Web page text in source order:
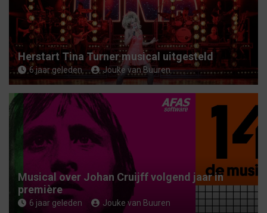
Herstart Tina Turner musical uitgesteld
6 jaar geleden Jouke van Buuren
Musical over Johan Cruijff volgend jaar in
première
6 jaar geleden Jouke van Buuren